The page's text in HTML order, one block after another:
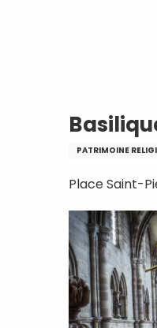
PATRIMOINE
Place Saint-